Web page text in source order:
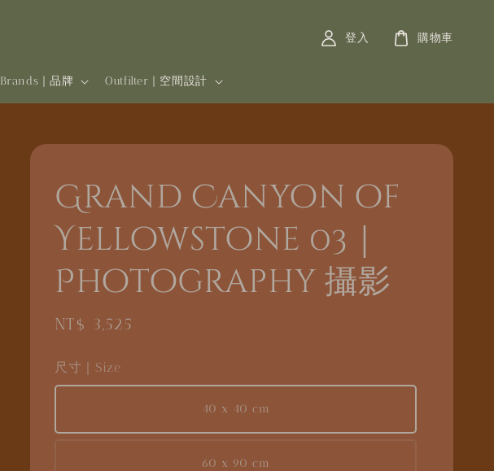
Brands | 品牌 Outfilter | 空間設計
登入 購物車
Grand Canyon of
Yellowstone 03｜
Photography 攝影
Regular
NT$ 3,525
尺寸｜Size
40 x 40 cm
60 x 90 cm